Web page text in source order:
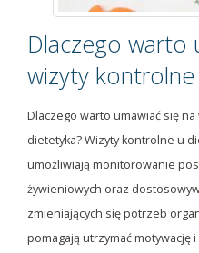
Dlaczego warto
wizyty
Dlaczego warto umawiać się
dietetyka? Wizyty kontrolne u
umożliwiają monitorowanie
żywieniowych oraz
zmieniających się potrzeb
pomagają utrzymać motywację